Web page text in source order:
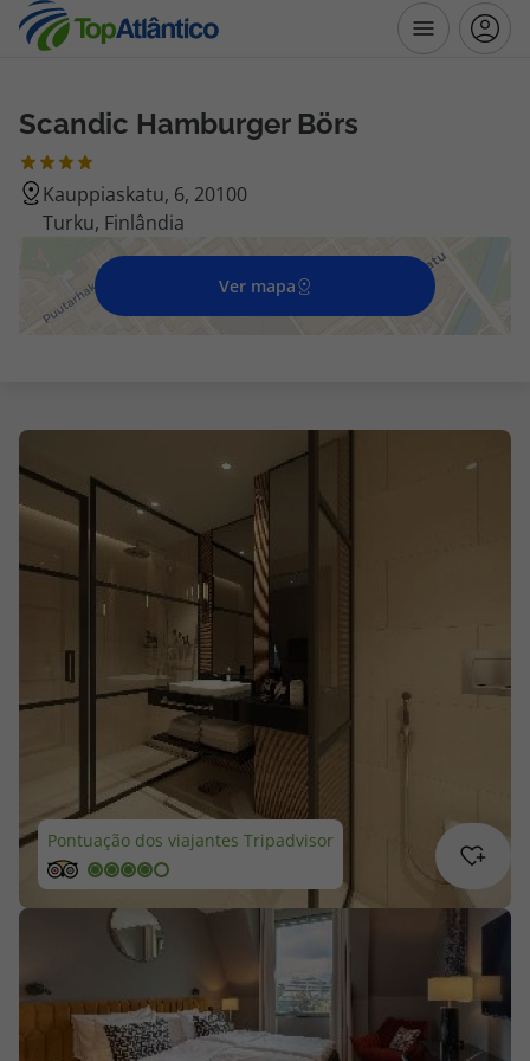
Destinos
Voos
Voos + Hotel
Escapadinhas
Cruzeiros
Especialistas
Cheque Viagem
Rede de Lojas
Blog TopViagens
Área de Cliente
Scandic Hamburger Börs
Kauppiaskatu, 6, 20100
Turku, Finlândia
Ver mapa
Pontuação dos viajantes Tripadvisor